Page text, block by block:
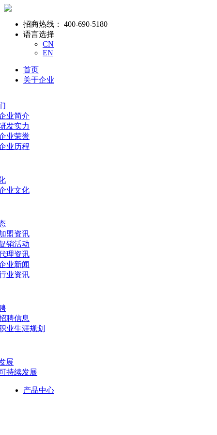
招商热线：
400-690-5180
语言选择
CN
EN
首页
关于企业
业简介
发实力
业荣誉
业历程
业文化
盟资讯
销活动
理资讯
业新闻
业资讯
聘信息
业生涯规划
展
持续发展
产品中心